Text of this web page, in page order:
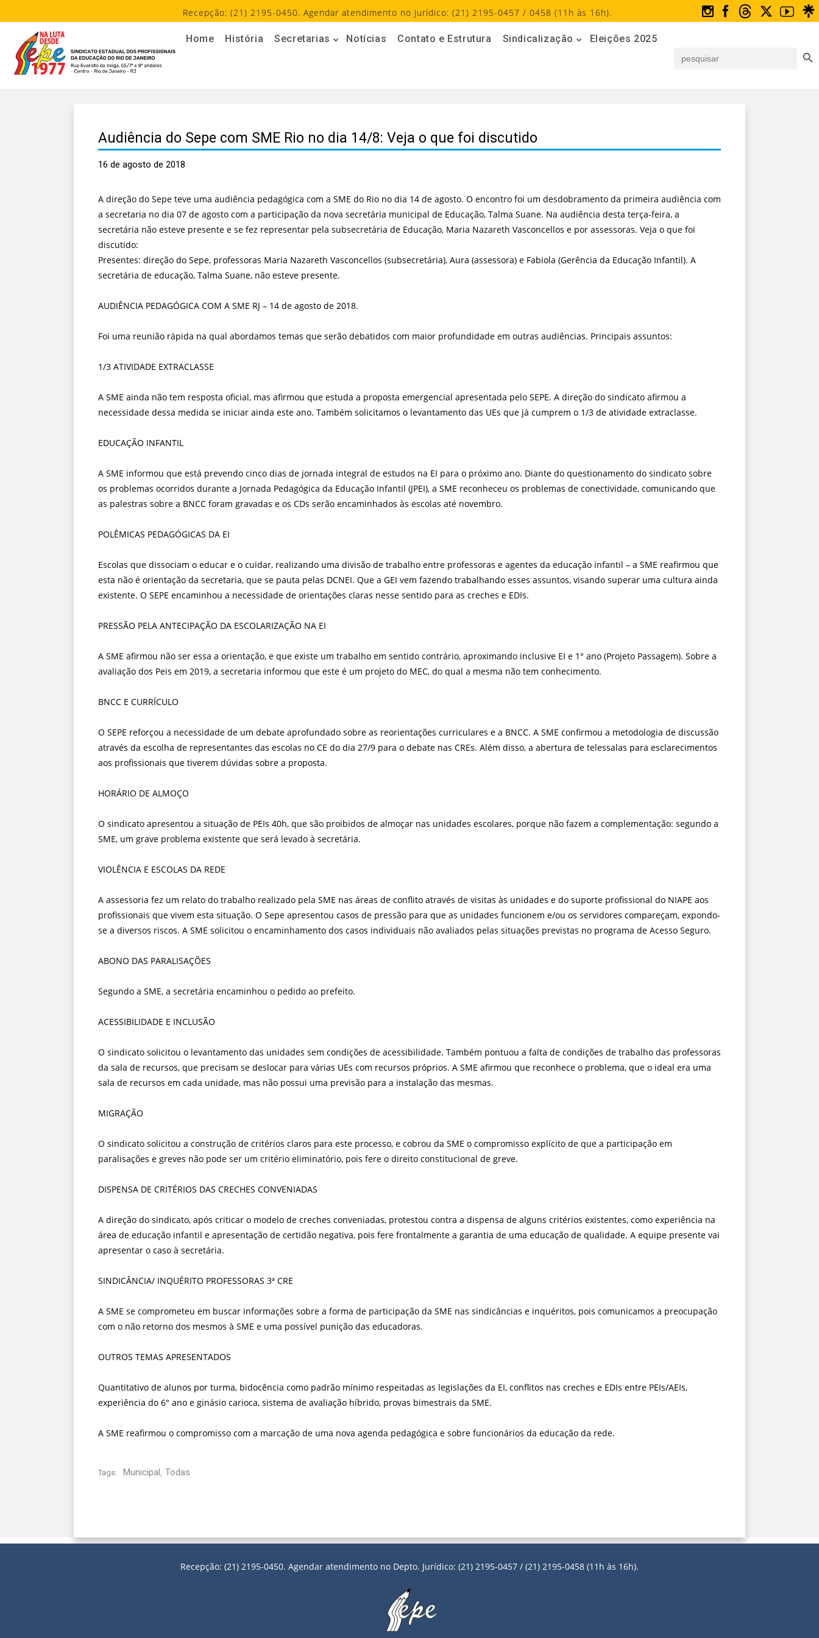
Recepção: (21) 2195-0450. Agendar atendimento no Jurídico: (21) 2195-0457 / 0458 (11h às 16h).
Home História Secretarias Notícias Contato e Estrutura Sindicalização
Eleições 2025
for:
Audiência do Sepe com SME Rio no dia 14/8: Veja o que foi discutido
16 de agosto de 2018
A direção do Sepe teve uma audiência pedagógica com a SME do Rio no dia 14 de agosto. O encontro foi um desdobramento da primeira audiência com
a secretaria no dia 07 de agosto com a participação da nova secretária municipal de Educação, Talma Suane. Na audiência desta terça-feira, a
secretária não esteve presente e se fez representar pela subsecretária de Educação, Maria Nazareth Vasconcellos e por assessoras. Veja o que foi
discutido:
Presentes: direção do Sepe, professoras Maria Nazareth Vasconcellos (subsecretária), Aura (assessora) e Fabiola (Gerência da Educação Infantil). A
secretária de educação, Talma Suane, não esteve presente.
AUDIÊNCIA PEDAGÓGICA COM A SME RJ – 14 de agosto de 2018.
Foi uma reunião rápida na qual abordamos temas que serão debatidos com maior profundidade em outras audiências. Principais assuntos:
1/3 ATIVIDADE EXTRACLASSE
A SME ainda não tem resposta oficial, mas afirmou que estuda a proposta emergencial apresentada pelo SEPE. A direção do sindicato afirmou a
necessidade dessa medida se iniciar ainda este ano. Também solicitamos o levantamento das UEs que já cumprem o 1/3 de atividade extraclasse.
EDUCAÇÃO INFANTIL
A SME informou que está prevendo cinco dias de jornada integral de estudos na EI para o próximo ano. Diante do questionamento do sindicato sobre
os problemas ocorridos durante a Jornada Pedagógica da Educação Infantil (JPEI), a SME reconheceu os problemas de conectividade, comunicando que
as palestras sobre a BNCC foram gravadas e os CDs serão encaminhados às escolas até novembro.
POLÊMICAS PEDAGÓGICAS DA EI
Escolas que dissociam o educar e o cuidar, realizando uma divisão de trabalho entre professoras e agentes da educação infantil – a SME reafirmou que
esta não é orientação da secretaria, que se pauta pelas DCNEI. Que a GEI vem fazendo trabalhando esses assuntos, visando superar uma cultura ainda
existente. O SEPE encaminhou a necessidade de orientações claras nesse sentido para as creches e EDIs.
PRESSÃO PELA ANTECIPAÇÃO DA ESCOLARIZAÇÃO NA EI
A SME afirmou não ser essa a orientação, e que existe um trabalho em sentido contrário, aproximando inclusive EI e 1° ano (Projeto Passagem). Sobre a
avaliação dos Peis em 2019, a secretaria informou que este é um projeto do MEC, do qual a mesma não tem conhecimento.
BNCC E CURRÍCULO
O SEPE reforçou a necessidade de um debate aprofundado sobre as reorientações curriculares e a BNCC. A SME confirmou a metodologia de discussão
através da escolha de representantes das escolas no CE do dia 27/9 para o debate nas CREs. Além disso, a abertura de telessalas para esclarecimentos
aos profissionais que tiverem dúvidas sobre a proposta.
HORÁRIO DE ALMOÇO
O sindicato apresentou a situação de PEIs 40h, que são proibidos de almoçar nas unidades escolares, porque não fazem a complementação: segundo a
SME, um grave problema existente que será levado à secretária.
VIOLÊNCIA E ESCOLAS DA REDE
A assessoria fez um relato do trabalho realizado pela SME nas áreas de conflito através de visitas às unidades e do suporte profissional do NIAPE aos
profissionais que vivem esta situação. O Sepe apresentou casos de pressão para que as unidades funcionem e/ou os servidores compareçam, expondo-
se a diversos riscos. A SME solicitou o encaminhamento dos casos individuais não avaliados pelas situações previstas no programa de Acesso Seguro.
ABONO DAS PARALISAÇÕES
Segundo a SME, a secretária encaminhou o pedido ao prefeito.
ACESSIBILIDADE E INCLUSÃO
O sindicato solicitou o levantamento das unidades sem condições de acessibilidade. Também pontuou a falta de condições de trabalho das professoras
da sala de recursos, que precisam se deslocar para várias UEs com recursos próprios. A SME afirmou que reconhece o problema, que o ideal era uma
sala de recursos em cada unidade, mas não possui uma previsão para a instalação das mesmas.
MIGRAÇÃO
O sindicato solicitou a construção de critérios claros para este processo, e cobrou da SME o compromisso explícito de que a participação em
paralisações e greves não pode ser um critério eliminatório, pois fere o direito constitucional de greve.
DISPENSA DE CRITÉRIOS DAS CRECHES CONVENIADAS
A direção do sindicato, após criticar o modelo de creches conveniadas, protestou contra a dispensa de alguns critérios existentes, como experiência na
área de educação infantil e apresentação de certidão negativa, pois fere frontalmente a garantia de uma educação de qualidade. A equipe presente vai
apresentar o caso à secretária.
SINDICÂNCIA/ INQUÉRITO PROFESSORAS 3ª CRE
A SME se comprometeu em buscar informações sobre a forma de participação da SME nas sindicâncias e inquéritos, pois comunicamos a preocupação
com o não retorno dos mesmos à SME e uma possível punição das educadoras.
OUTROS TEMAS APRESENTADOS
Quantitativo de alunos por turma, bidocência como padrão mínimo respeitadas as legislações da EI, conflitos nas creches e EDIs entre PEIs/AEIs,
experiência do 6° ano e ginásio carioca, sistema de avaliação híbrido, provas bimestrais da SME.
A SME reafirmou o compromisso com a marcação de uma nova agenda pedagógica e sobre funcionários da educação da rede.
Tags: Municipal, Todas
Recepção: (21) 2195-0450. Agendar atendimento no Depto. Jurídico: (21) 2195-0457 / (21) 2195-0458 (11h às 16h).